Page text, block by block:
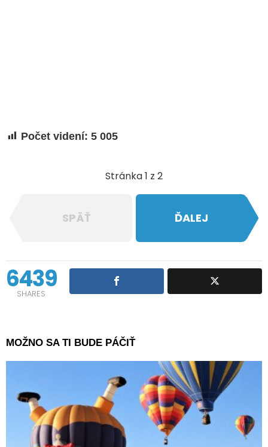
Počet videní: 5 005
Stránka 1 z 2
SPÄŤ ĎALEJ
6439
SHARES
MOŽNO SA TI BUDE PÁČIŤ